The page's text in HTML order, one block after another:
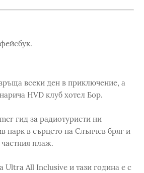
всеки ден в приключение, а
HVD клуб хотел Бор.
гид за радиотуристи ни
парк в сърцето на Слънчев бряг и
плаж.
Ultra All Inclusive и тази година е с